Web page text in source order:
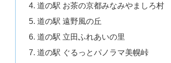
道の駅 お茶の京都みなみやましろ村
道の駅 遠野風の丘
道の駅 立田ふれあいの里
道の駅 ぐるっとパノラマ美幌峠